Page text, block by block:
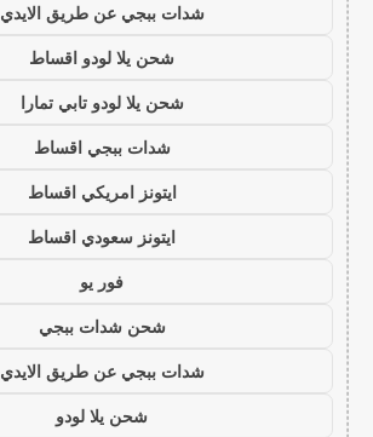
شدات ببجي عن طريق الايدي
شحن يلا لودو اقساط
شحن يلا لودو تابي تمارا
شدات ببجي اقساط
ايتونز امريكي اقساط
ايتونز سعودي اقساط
فور يو
شحن شدات ببجي
شدات ببجي عن طريق الايدي
شحن يلا لودو